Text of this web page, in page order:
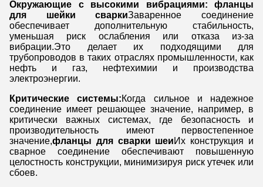
Окружающие с высокими вибрациями: фланцы
для шейки сваркиЗаваренное соединение
обеспечивает дополнительную стабильность,
уменьшая риск ослабления или отказа из-за
вибрации.Это делает их подходящими для
трубопроводов в таких отраслях промышленности, как
нефть и газ, нефтехимии и производства
электроэнергии.
Критические системы:Когда сильное и надежное
соединение имеет решающее значение, например, в
критически важных системах, где безопасность и
производительность имеют первостепенное
значение,фланцы для сварки шеиИх конструкция и
сварное соединение обеспечивают повышенную
целостность конструкции, минимизируя риск утечек или
сбоев.